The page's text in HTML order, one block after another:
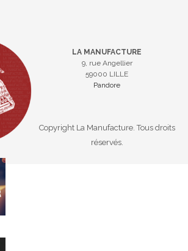
LA MANUFACTURE
9, rue Angellier
59000 LILLE
Pandore
Copyright La Manufacture. Tous droits
réservés.